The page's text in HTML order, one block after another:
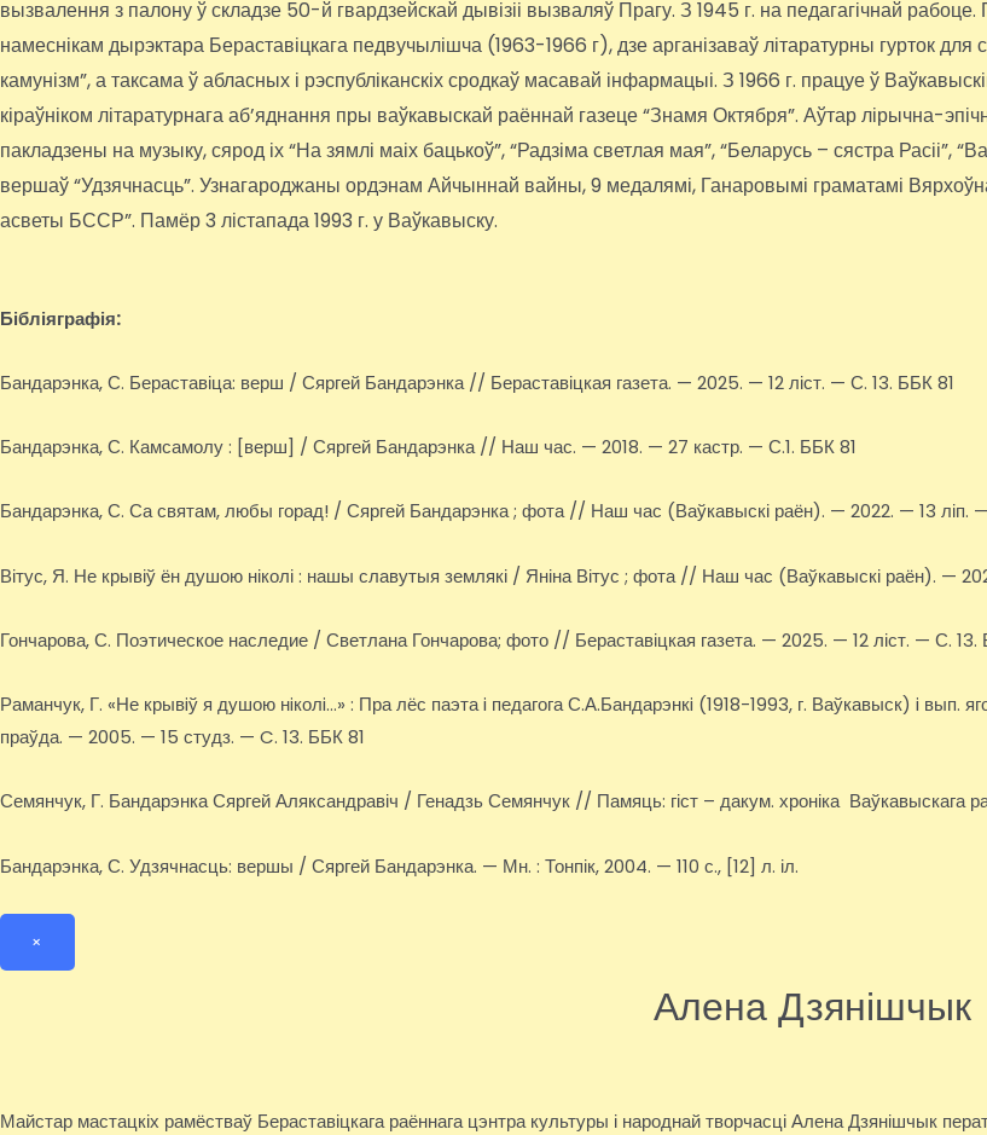
вызвалення з палону ў складзе 50-й гвардзейскай дывізіі вызваляў Прагу. З 1945 г. на педагагічнай
намеснікам дырэктара Бераставіцкага педвучылішча (1963-1966 г), дзе арганізаваў літаратурны гурток для
камунізм”, а таксама ў абласных і рэспубліканскіх сродкаў масавай інфармацыі. З 1966 г. працуе ў
кіраўніком літаратурнага аб’яднання пры ваўкавыскай раённай газеце “Знамя Октября”. Аўтар лірычна-
пакладзены на музыку, сярод іх “На зямлі маіх бацькоў”, “Радзіма светлая мая”, “Беларусь – сястра Расіі”,
вершаў “Удзячнасць”. Узнагароджаны ордэнам Айчыннай вайны, 9 медалямі, Ганаровымі граматамі
асветы БССР”. Памёр 3 лістапада 1993 г. у Ваўкавыску.
Бібліяграфія:
Бандарэнка, С. Бераставіца: верш / Сяргей Бандарэнка // Бераставіцкая газета. — 2025. — 12 ліст. — С. 13. ББК 81
Бандарэнка, С. Камсамолу : [верш] / Сяргей Бандарэнка // Наш час. — 2018. — 27 кастр. — С.1. ББК 81
Бандарэнка, С. Са святам, любы горад! / Сяргей Бандарэнка ; фота // Наш час (Ваўкавыскі раён). — 2022. — 13 ліп.
Вітус, Я. Не крывіў ён душою ніколі : нашы славутыя землякі / Яніна Вітус ; фота // Наш час (Ваўкавыскі раён). —
Гончарова, С. Поэтическое наследие / Светлана Гончарова; фото // Бераставіцкая газета. — 2025. — 12 ліст. — С.
Раманчук, Г. «Не крывiў я душою нiколi…» : Пра лёс паэта i педагога С.А.Бандарэнкi (1918-1993, г. Ваўкавыск) i вып.
праўда. — 2005. — 15 студз. — C. 13. ББК 81
Семянчук, Г. Бандарэнка Сяргей Аляксандравіч / Генадзь Семянчук // Памяць: гіст – дакум. хроніка
Бандарэнка, С. Удзячнасць: вершы / Сяргей Бандарэнка. — Мн. : Тонпік, 2004. — 110 с., [12] л. іл.
×
Алена Дзянішчык
Майстар мастацкіх рамёстваў Бераставіцкага раённага цэнтра культуры і народнай творчасці Алена Дзянішчык